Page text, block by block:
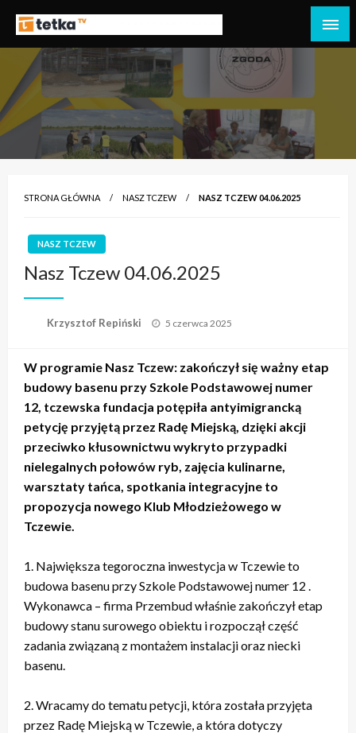
treściTv Tetka Tczew
Tetka Tczew – Twoja lokalna telewizja!
STRONA GŁÓWNA NASZ TCZEW NASZ TCZEW 04.06.2025
NASZ TCZEW
Nasz Tczew 04.06.2025
Krzysztof Repiński
Opublikowane
5 czerwca 2025
W programie Nasz Tczew: zakończył się ważny etap
budowy basenu przy Szkole Podstawowej numer
12, tczewska fundacja potępiła antyimigrancką
petycję przyjętą przez Radę Miejską, dzięki akcji
przeciwko kłusownictwu wykryto przypadki
nielegalnych połowów ryb, zajęcia kulinarne,
warsztaty tańca, spotkania integracyjne to
propozycja nowego Klub Młodzieżowego w
Tczewie.
1. Największa tegoroczna inwestycja w Tczewie to
budowa basenu przy Szkole Podstawowej numer 12 .
Wykonawca – firma Przembud właśnie zakończył etap
budowy stanu surowego obiektu i rozpoczął część
zadania związaną z montażem instalacji oraz niecki
basenu.
2. Wracamy do tematu petycji, która została przyjęta
przez Radę Miejską w Tczewie, a która dotyczy